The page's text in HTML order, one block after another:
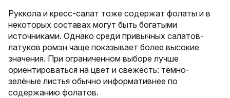
Руккола и кресс-салат тоже содержат фолаты и в
некоторых составах могут быть богатыми
источниками. Однако среди привычных салатов-
латуков ромэн чаще показывает более высокие
значения. При ограниченном выборе лучше
ориентироваться на цвет и свежесть: тёмно-
зелёные листья обычно информативнее по
содержанию фолатов.